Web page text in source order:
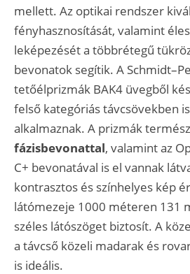
mellett. Az optikai rendszer
fényhasznosítását, valamint
leképezését a többrétegű
bevonatok segítik. A
tetőélprizmák BAK4 üvegből
felső kategóriás távcsövekben
alkalmaznak. A prizmák
fázisbevonattal, valamint az
C+ bevonatával is el vannak
kontrasztos és színhelyes kép
látómezeje 1000 méteren 131
széles látószöget biztosít. A
a távcső közeli madarak és
is ideális.